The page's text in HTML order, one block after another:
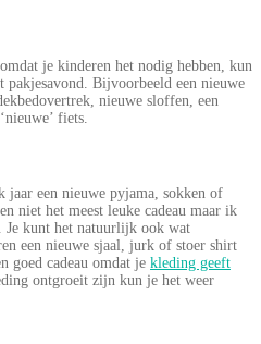
je kinderen het nodig hebben, kun
Bijvoorbeeld een nieuwe
nieuwe sloffen, een
fiets.
een nieuwe pyjama, sokken of
niet het meest leuke cadeau maar ik
kunt het natuurlijk ook wat
een nieuwe sjaal, jurk of stoer shirt
goed cadeau omdat je kleding geeft
ontgroeit zijn kun je het weer